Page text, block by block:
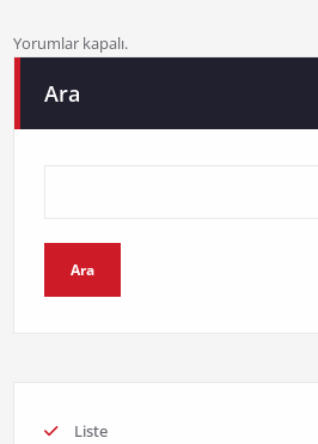
Yorumlar kapalı.
Ara
Ara
Liste